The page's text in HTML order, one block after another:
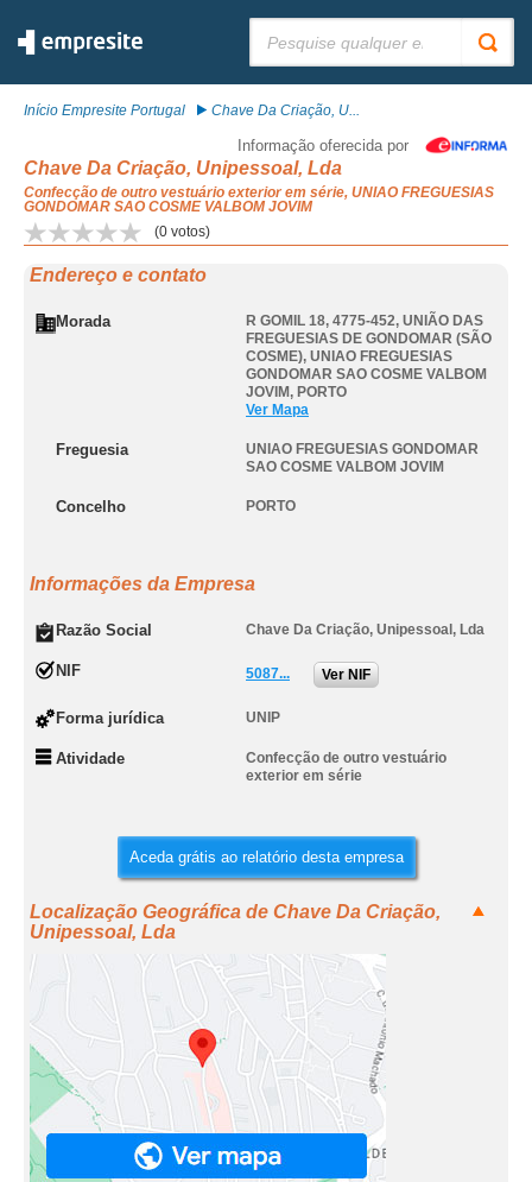
Início Empresite Portugal Chave Da Criação, U...
Informação oferecida por
Chave Da Criação, Unipessoal, Lda
Confecção de outro vestuário exterior em série, UNIAO FREGUESIAS
GONDOMAR SAO COSME VALBOM JOVIM
(0 votos)
Endereço e contato
Morada
R GOMIL 18, 4775-452, UNIÃO DAS
FREGUESIAS DE GONDOMAR (SÃO
COSME), UNIAO FREGUESIAS
GONDOMAR SAO COSME VALBOM
JOVIM , PORTO
Ver Mapa
Freguesia
UNIAO FREGUESIAS GONDOMAR
SAO COSME VALBOM JOVIM
Concelho PORTO
Informações da Empresa
Razão Social Chave Da Criação, Unipessoal, Lda
NIF 5087... Ver NIF
Forma jurídica UNIP
Atividade
Confecção de outro vestuário
exterior em série
Aceda grátis ao relatório desta empresa
Localização Geográfica de Chave Da Criação,
Unipessoal, Lda